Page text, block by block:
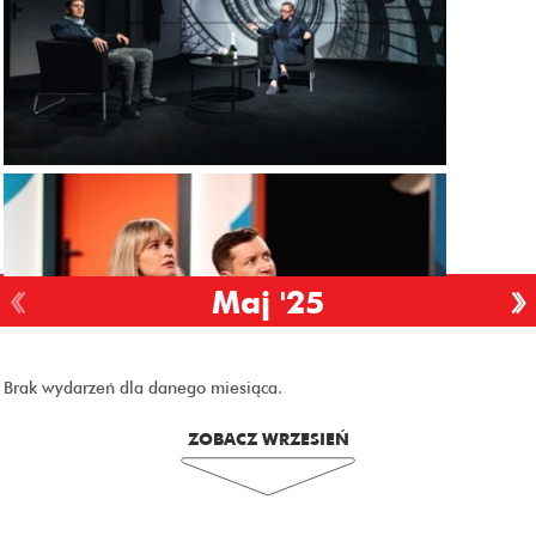
Maj '25
Brak wydarzeń dla danego miesiąca.
ZOBACZ WRZESIEŃ